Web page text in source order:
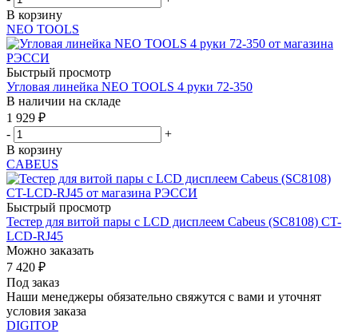
В корзину
NEO TOOLS
Быстрый просмотр
Угловая линейка NEO TOOLS 4 руки 72-350
В наличии на складе
1 929 ₽
-
+
В корзину
CABEUS
Быстрый просмотр
Тестер для витой пары c LCD дисплеем Cabeus (SC8108) CT-
LCD-RJ45
Можно заказать
7 420 ₽
Под заказ
Наши менеджеры обязательно свяжутся с вами и уточнят
условия заказа
DIGITOP